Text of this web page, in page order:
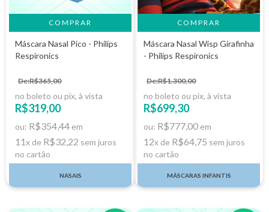
COMPRAR
Máscara Nasal Pico - Philips
Respironics
De:R$365,00
no boleto ou pix, à vista
R$319,00
ou: R$354,44 em
11x de R$32,22 sem juros
no cartão
NASAIS
Máscara Nasal Wisp Girafinha
- Philips Respironics
De:R$1.300,00
no boleto ou pix, à vista
R$699,30
ou: R$777,00 em
12x de R$64,75 sem juros
no cartão
MÁSCARAS INFANTIS